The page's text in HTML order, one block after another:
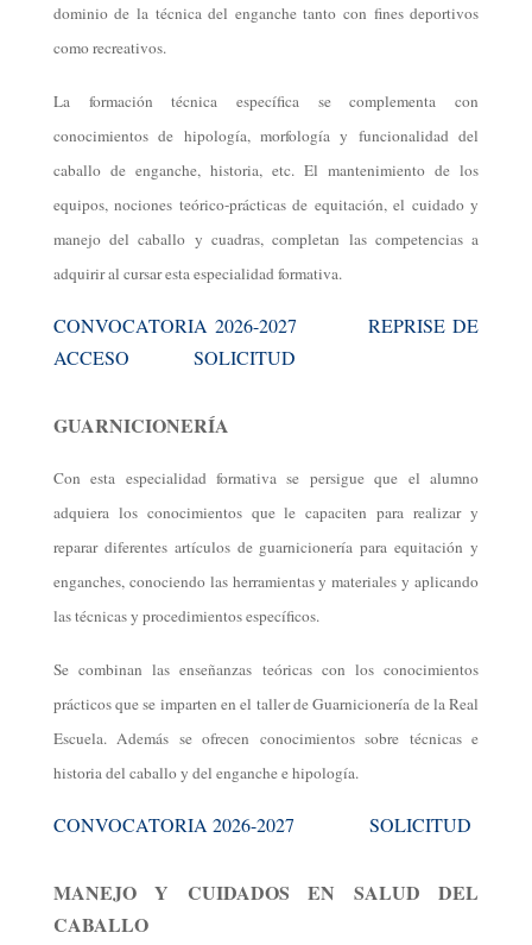
dominio de la técnica del enganche tanto con fines deportivos
como recreativos.
La formación técnica específica se complementa con
conocimientos de hipología, morfología y funcionalidad del
caballo de enganche, historia, etc. El mantenimiento de los
equipos, nociones teórico-prácticas de equitación, el cuidado y
manejo del caballo y cuadras, completan las competencias a
adquirir al cursar esta especialidad formativa.
CONVOCATORIA 2026-2027
REPRISE DE
ACCESO
SOLICITUD
GUARNICIONERÍA
Con esta especialidad formativa se persigue que el alumno
adquiera los conocimientos que le capaciten para realizar y
reparar diferentes artículos de guarnicionería para equitación y
enganches, conociendo las herramientas y materiales y aplicando
las técnicas y procedimientos específicos.
Se combinan las enseñanzas teóricas con los conocimientos
prácticos que se imparten en el taller de Guarnicionería de la Real
Escuela. Además se ofrecen conocimientos sobre técnicas e
historia del caballo y del enganche e hipología.
CONVOCATORIA 2026-2027 SOLICITUD
MANEJO Y CUIDADOS EN SALUD DEL
CABALLO